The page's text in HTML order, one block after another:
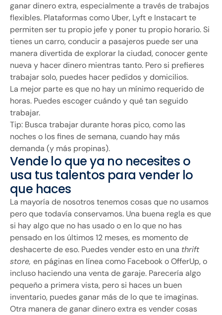
ganar dinero extra, especialmente a través de trabajos
flexibles. Plataformas como Uber, Lyft e Instacart te
permiten ser tu propio jefe y poner tu propio horario. Si
tienes un carro, conducir a pasajeros puede ser una
manera divertida de explorar la ciudad, conocer gente
nueva y hacer dinero mientras tanto. Pero si prefieres
trabajar solo, puedes hacer pedidos y domicilios.
La mejor parte es que no hay un mínimo requerido de
horas. Puedes escoger cuándo y qué tan seguido
trabajar.
Tip: Busca trabajar durante horas pico, como las
noches o los fines de semana, cuando hay más
demanda (y más propinas).
Vende lo que ya no necesites o
usa tus talentos para vender lo
que haces
La mayoría de nosotros tenemos cosas que no usamos
pero que todavía conservamos. Una buena regla es que
si hay algo que no has usado o en lo que no has
pensado en los últimos 12 meses, es momento de
deshacerte de eso. Puedes vender esto en una thrift
store, en páginas en línea como Facebook o OfferUp, o
incluso haciendo una venta de garaje. Parecería algo
pequeño a primera vista, pero si haces un buen
inventario, puedes ganar más de lo que te imaginas.
Otra manera de ganar dinero extra es vender cosas